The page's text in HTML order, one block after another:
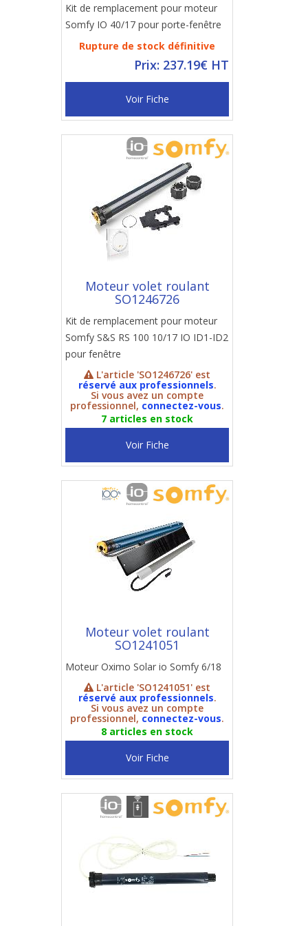
Kit de remplacement pour moteur
Somfy IO 40/17 pour porte-fenêtre
Rupture de stock définitive
Prix: 237.19€ HT
Voir Fiche
Moteur volet roulant
SO1246726
Kit de remplacement pour moteur
Somfy S&S RS 100 10/17 IO ID1-ID2
pour fenêtre
L'article 'SO1246726' est
réservé aux professionnels.
Si vous avez un compte
professionnel, connectez-vous.
7 articles en stock
Voir Fiche
Moteur volet roulant
SO1241051
Moteur Oximo Solar io Somfy 6/18
L'article 'SO1241051' est
réservé aux professionnels.
Si vous avez un compte
professionnel, connectez-vous.
8 articles en stock
Voir Fiche